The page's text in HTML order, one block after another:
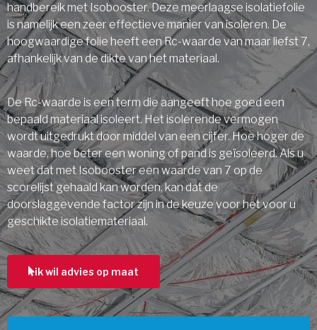
handbereik met Isobooster. Deze meerlaagse isolatiefolie
is namelijk een zeer effectieve manier van isoleren. De
hoogwaardige folie heeft een Rc-waarde van maar liefst 7,
afhankelijk van de dikte van het materiaal.
De Rc-waarde is een term die aangeeft hoe goed een
bepaald materiaal isoleert. Het isolerende vermogen
wordt uitgedrukt door middel van een cijfer. Hoe hoger de
waarde, hoe beter een woning of pand is geïsoleerd. Als u
weet dat met Isobooster een waarde van 7 op de
scorelijst gehaald kan worden, kan dat de
doorslaggevende factor zijn in de keuze voor het voor u
geschikte isolatiemateriaal.
ik wil advies op maat